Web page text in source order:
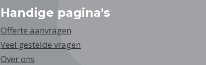
Handige pagina's
Offerte aanvragen
Veel gestelde vragen
Over ons